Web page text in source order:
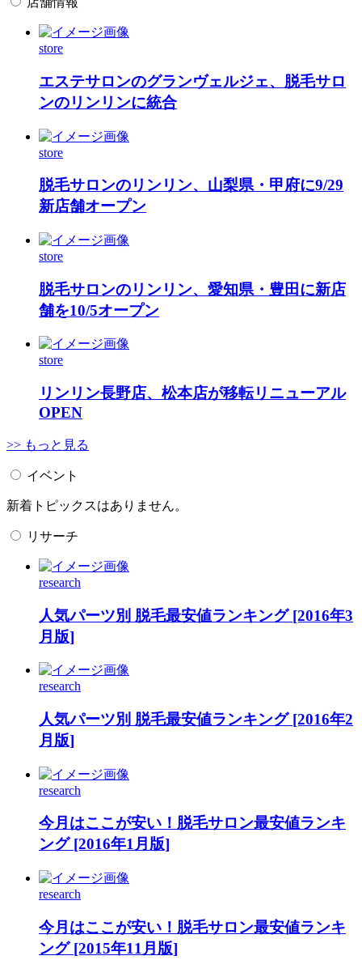
store
エステサロンのグランヴェルジェ、脱毛サロ
ンのリンリンに統合
store
脱毛サロンのリンリン、山梨県・甲府に9/29
新店舗オープン
store
脱毛サロンのリンリン、愛知県・豊田に新店
舗を10/5オープン
store
リンリン長野店、松本店が移転リニューアル
OPEN
>> もっと見る
イベント
新着トピックスはありません。
リサーチ
research
人気パーツ別 脱毛最安値ランキング [2016年3
月版]
research
人気パーツ別 脱毛最安値ランキング [2016年2
月版]
research
今月はここが安い！脱毛サロン最安値ランキ
ング [2016年1月版]
research
今月はここが安い！脱毛サロン最安値ランキ
ング [2015年11月版]